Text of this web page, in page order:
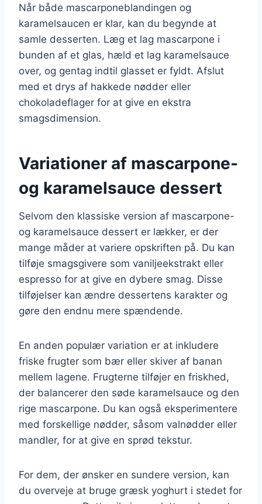
Når både mascarponeblandingen og
karamelsaucen er klar, kan du begynde at
samle desserten. Læg et lag mascarpone i
bunden af et glas, hæld et lag karamelsauce
over, og gentag indtil glasset er fyldt. Afslut
med et drys af hakkede nødder eller
chokoladeflager for at give en ekstra
smagsdimension.
Variationer af mascarpone-
og karamelsauce dessert
Selvom den klassiske version af mascarpone-
og karamelsauce dessert er lækker, er der
mange måder at variere opskriften på. Du kan
tilføje smagsgivere som vaniljeekstrakt eller
espresso for at give en dybere smag. Disse
tilføjelser kan ændre dessertens karakter og
gøre den endnu mere spændende.
En anden populær variation er at inkludere
friske frugter som bær eller skiver af banan
mellem lagene. Frugterne tilføjer en friskhed,
der balancerer den søde karamelsauce og den
rige mascarpone. Du kan også eksperimentere
med forskellige nødder, såsom valnødder eller
mandler, for at give en sprød tekstur.
For dem, der ønsker en sundere version, kan
du overveje at bruge græsk yoghurt i stedet for